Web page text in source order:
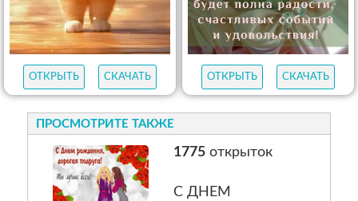
ОТКРЫТЬ СКАЧАТЬ ОТКРЫТЬ СКАЧАТЬ
ПРОСМОТРИТЕ ТАКЖЕ
1775открыток
С ДНЕМ